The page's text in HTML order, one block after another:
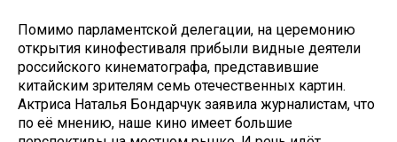
Помимо парламентской делегации, на церемонию
открытия кинофестиваля прибыли видные деятели
российского кинематографа, представившие
китайским зрителям семь отечественных картин.
Актриса Наталья Бондарчук заявила журналистам, что
по её мнению, наше кино имеет большие